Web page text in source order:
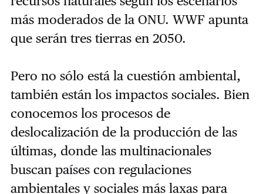
más moderados de la ONU. WWF apunta
que serán tres tierras en 2050.
Pero no sólo está la cuestión ambiental,
también están los impactos sociales. Bien
conocemos los procesos de
deslocalización de la producción de las
últimas, donde las multinacionales
buscan países con regulaciones
ambientales y sociales más laxas para